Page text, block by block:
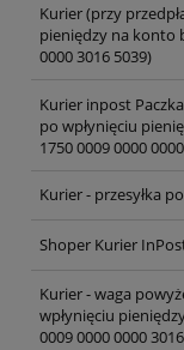
Kurier (przy
pieniędzy na konto
0000 3016 5039)
Kurier inpost
po wpłynięciu
1750 0009 0000
Kurier - przesyłka
Shoper Kurier
Kurier - waga
wpłynięciu
0009 0000 0000